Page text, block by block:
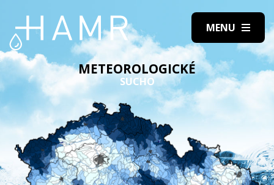
METEOROLOGICKÉ
SUCHO